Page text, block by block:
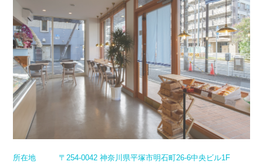
所在地
〒254-0042 神奈川県平塚市明石町26-6中央ビル1F